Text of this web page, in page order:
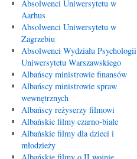
Absolwenci Uniwersytetu w
Aarhus
Absolwenci Uniwersytetu w
Zagrzebiu
Absolwenci Wydziału Psychologii
Uniwersytetu Warszawskiego
Albańscy ministrowie finansów
Albańscy ministrowie spraw
wewnętrznych
Albańscy reżyserzy filmowi
Albańskie filmy czarno-białe
Albańskie filmy dla dzieci i
młodzieży